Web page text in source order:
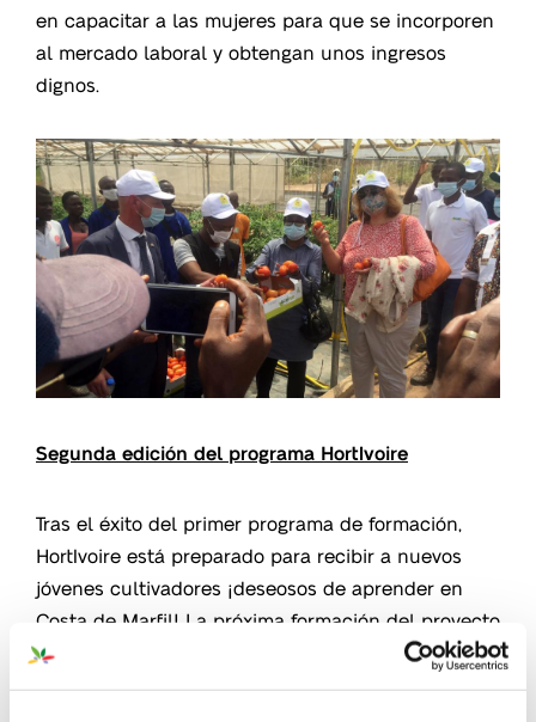
en capacitar a las mujeres para que se incorporen
al mercado laboral y obtengan unos ingresos
dignos.
Segunda edición del programa HortIvoire
Tras el éxito del primer programa de formación,
HortIvoire está preparado para recibir a nuevos
jóvenes cultivadores ¡deseosos de aprender en
Costa de Marfil! La próxima formación del proyecto
HortIvoire